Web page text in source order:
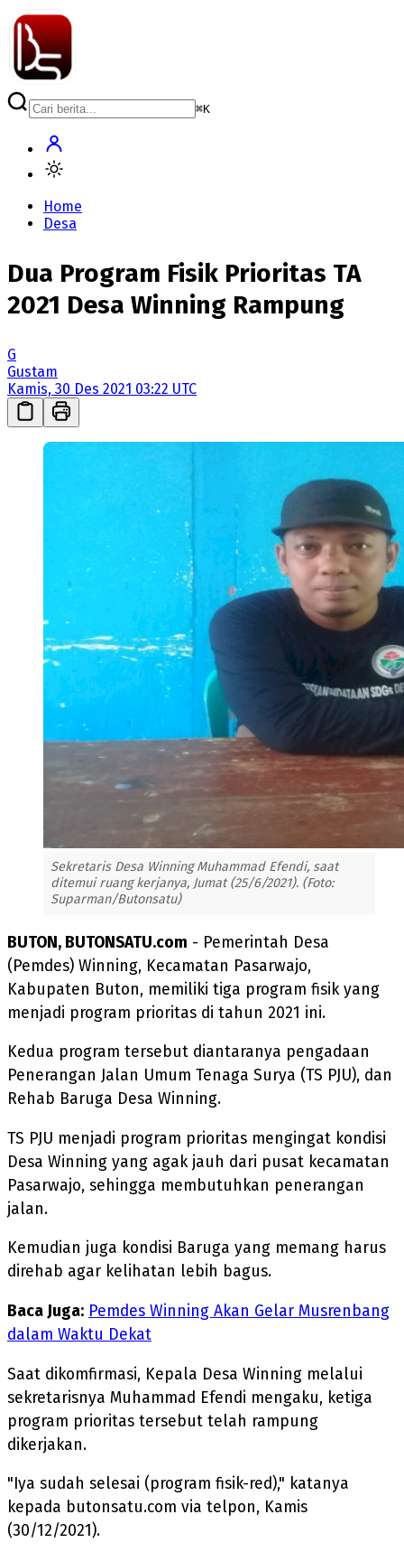
⌘K
Home
Desa
Dua Program Fisik Prioritas TA
2021 Desa Winning Rampung
G
Gustam
Kamis, 30 Des 2021 03:22 UTC
Sekretaris Desa Winning Muhammad Efendi, saat
ditemui ruang kerjanya, Jumat (25/6/2021). (Foto:
Suparman/Butonsatu)
BUTON, BUTONSATU.com - Pemerintah Desa
(Pemdes) Winning, Kecamatan Pasarwajo,
Kabupaten Buton, memiliki tiga program fisik yang
menjadi program prioritas di tahun 2021 ini.
Kedua program tersebut diantaranya pengadaan
Penerangan Jalan Umum Tenaga Surya (TS PJU), dan
Rehab Baruga Desa Winning.
TS PJU menjadi program prioritas mengingat kondisi
Desa Winning yang agak jauh dari pusat kecamatan
Pasarwajo, sehingga membutuhkan penerangan
jalan.
Kemudian juga kondisi Baruga yang memang harus
direhab agar kelihatan lebih bagus.
Baca Juga: Pemdes Winning Akan Gelar Musrenbang
dalam Waktu Dekat
Saat dikomfirmasi, Kepala Desa Winning melalui
sekretarisnya Muhammad Efendi mengaku, ketiga
program prioritas tersebut telah rampung
dikerjakan.
"Iya sudah selesai (program fisik-red)," katanya
kepada butonsatu.com via telpon, Kamis
(30/12/2021).